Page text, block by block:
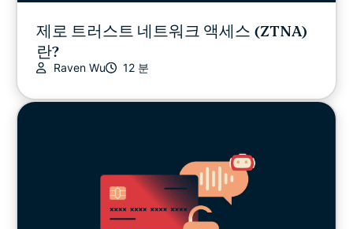
제로 트러스트 네트워크 액세스 (ZTNA)
란?
Raven Wu 12 분